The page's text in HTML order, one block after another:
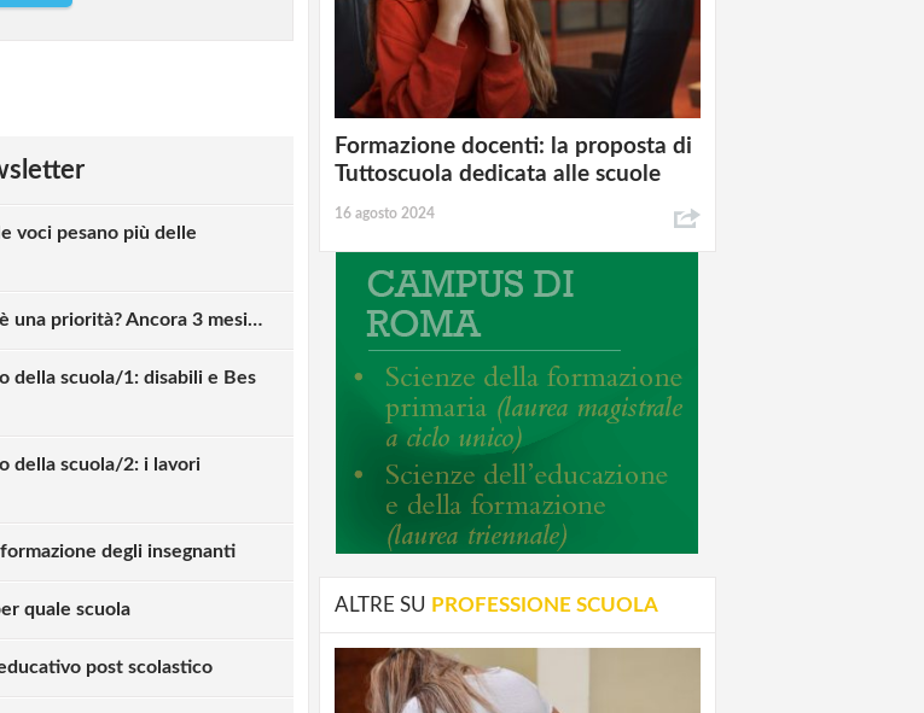
voci pesano più delle
una priorità? Ancora 3 mesi…
della scuola/1: disabili e Bes
della scuola/2: i lavori
degli insegnanti
quale scuola
post scolastico
Formazione docenti: la proposta di
Tuttoscuola dedicata alle scuole
16 agosto 2024
ALTRE SU PROFESSIONE SCUOLA